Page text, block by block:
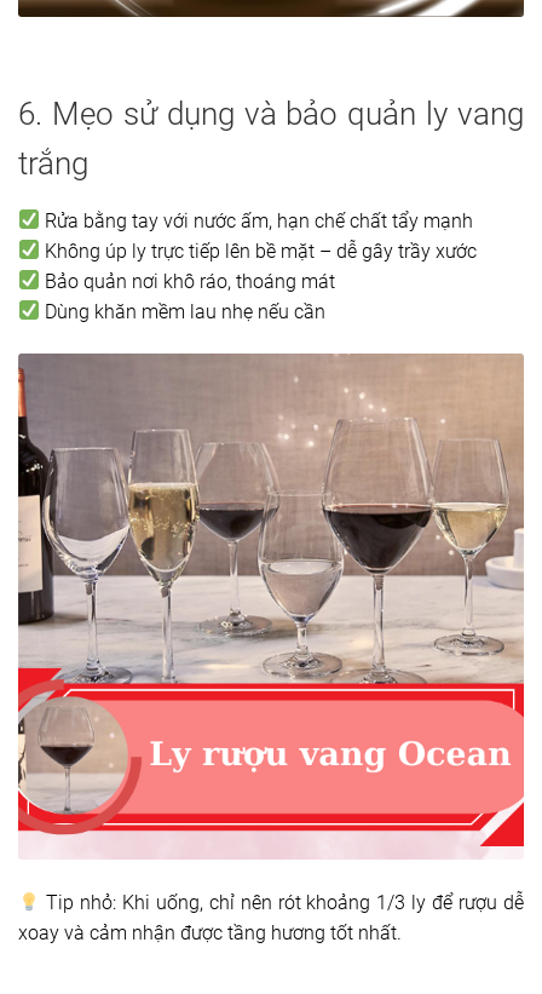
6. Mẹo sử dụng và bảo quản ly vang
trắng
Rửa bằng tay với nước ấm, hạn chế chất tẩy mạnh
Không úp ly trực tiếp lên bề mặt – dễ gây trầy xước
Bảo quản nơi khô ráo, thoáng mát
Dùng khăn mềm lau nhẹ nếu cần
Tip nhỏ: Khi uống, chỉ nên rót khoảng 1/3 ly để rượu dễ
xoay và cảm nhận được tầng hương tốt nhất.